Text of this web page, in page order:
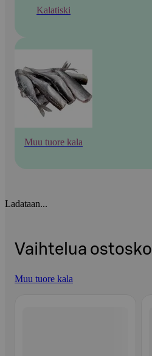
Kalatiski
Muu tuore kala
Ladataan...
Vaihtelua
Muu tuore kala